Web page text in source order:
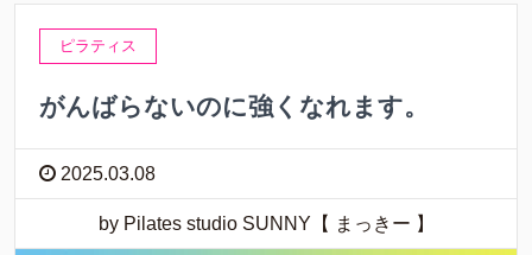
ピラティス
がんばらないのに強くなれます。
2025.03.08
by Pilates studio SUNNY【 まっきー 】